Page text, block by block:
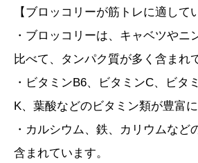
【ブロッコリーが筋トレに適して
・ブロッコリーは、キャベツやニ
比べて、タンパク質が多く含まれ
・ビタミンB6、ビタミンC、ビタ
K、葉酸などのビタミン類が豊富 に
・カルシウム、鉄、カリウムなど
含まれています。